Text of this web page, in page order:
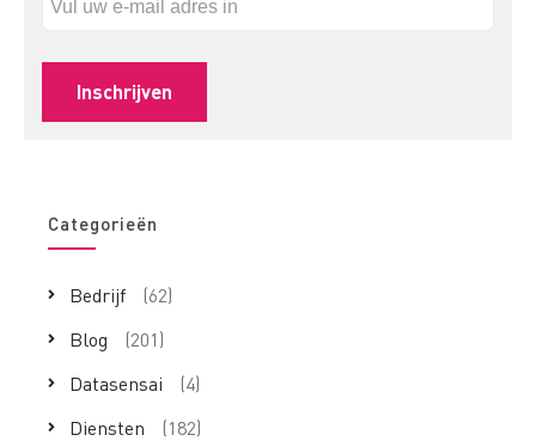
Categorieën
Bedrijf
(62)
Blog
(201)
Datasensai
(4)
Diensten
(182)